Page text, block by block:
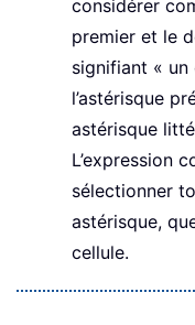
considérer
premier et le
signifiant « un
l’astérisque
astérisque
L’expression
sélectionner
astérisque,
cellule.